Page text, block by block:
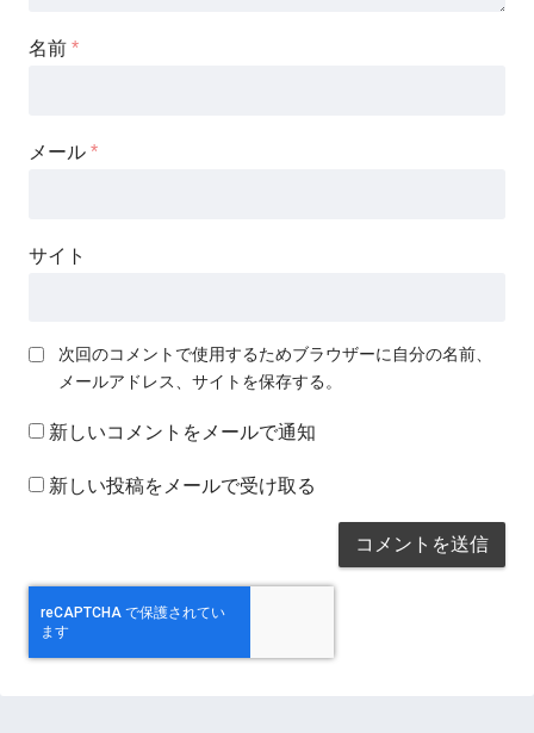
名前 *
メール *
サイト
次回のコメントで使用するためブラウザーに自分の名前、
メールアドレス、サイトを保存する。
新しいコメントをメールで通知
新しい投稿をメールで受け取る